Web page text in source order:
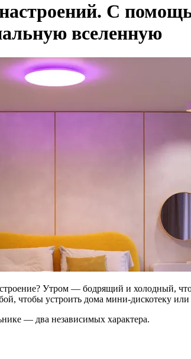
С
вселенную
Утром — бодрящий и холодный,
чтобы устроить дома мини-дискотеку или
— два независимых характера.